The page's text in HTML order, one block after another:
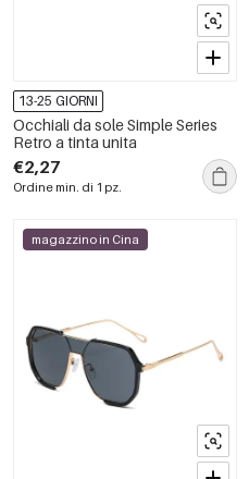
13-25 GIORNI
Occhiali da sole Simple Series
Retro a tinta unita
€2,27
Ordine min. di 1 pz.
magazzino in Cina